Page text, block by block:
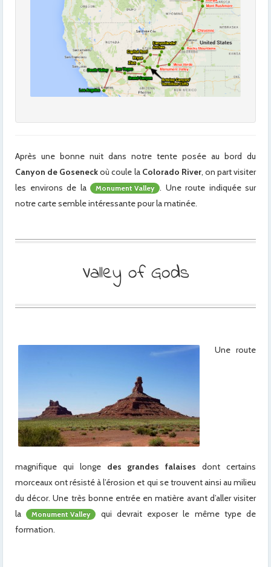
Après une bonne nuit dans notre tente posée au bord du
Canyon de Goseneckoù coule la Colorado River, on part visiter
les environs de la
Monument Valley
. Une route indiquée sur
notre carte semble intéressante pour la matinée.
Valley of Gods
Une route
magnifique qui longe des grandes falaises dont certains
morceaux ont résisté à l’érosion et qui se trouvent ainsi au milieu
du décor. Une très bonne entrée en matière avant d’aller visiter
la
Monument Valley
qui devrait exposer le même type de
formation.